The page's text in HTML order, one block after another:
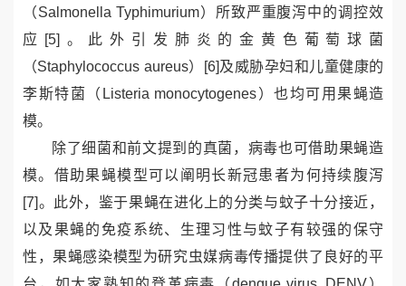
（Salmonella Typhimurium）所致严重腹泻中的调控效
应
[5] 。 此外引发 肺炎的金黄色葡萄球菌
（Staphylococcus aureus） [6]及威胁孕妇和儿童健康的
李斯特菌（ Listeria monocytogenes） 也均可用果蝇造
模。
除了细菌和前文提到的真菌，病毒也可借助果蝇造
模。借助果蝇模型可以阐明 长新冠患者为何持续腹泻
[7]。
此外，鉴于果蝇在进化上的分类与蚊子十分接近，
以及果蝇的免疫系统、生理习性与蚊子有较强的保守
性，果蝇感染模型为研究虫媒病毒传播提供了良好的平